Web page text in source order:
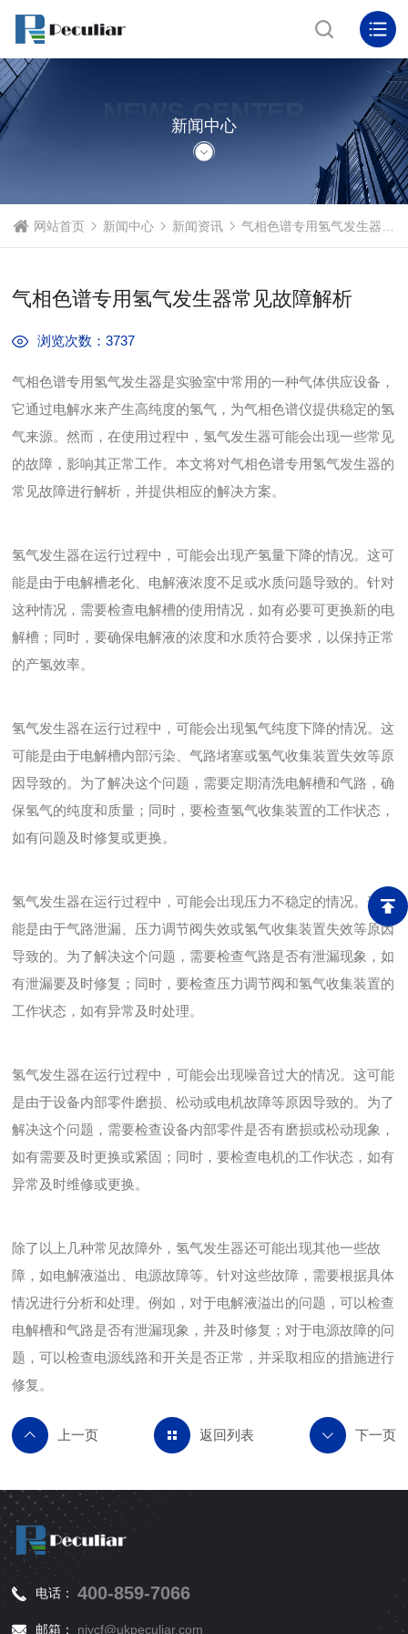
NEWS CENTER
新闻中心
网站首页 新闻中心 新闻资讯 气相色谱专用氢气发生器常见故障解析
气相色谱专用氢气发生器常见故障解析
浏览次数：3737
气相色谱专用氢气发生器是实验室中常用的一种气体供应设备，
它通过电解水来产生高纯度的氢气，为气相色谱仪提供稳定的氢
气来源。然而，在使用过程中，氢气发生器可能会出现一些常见
的故障，影响其正常工作。本文将对气相色谱专用氢气发生器的
常见故障进行解析，并提供相应的解决方案。
氢气发生器在运行过程中，可能会出现产氢量下降的情况。这可
能是由于电解槽老化、电解液浓度不足或水质问题导致的。针对
这种情况，需要检查电解槽的使用情况，如有必要可更换新的电
解槽；同时，要确保电解液的浓度和水质符合要求，以保持正常
的产氢效率。
氢气发生器在运行过程中，可能会出现氢气纯度下降的情况。这
可能是由于电解槽内部污染、气路堵塞或氢气收集装置失效等原
因导致的。为了解决这个问题，需要定期清洗电解槽和气路，确
保氢气的纯度和质量；同时，要检查氢气收集装置的工作状态，
如有问题及时修复或更换。
氢气发生器在运行过程中，可能会出现压力不稳定的情况。这可
能是由于气路泄漏、压力调节阀失效或氢气收集装置失效等原因
导致的。为了解决这个问题，需要检查气路是否有泄漏现象，如
有泄漏要及时修复；同时，要检查压力调节阀和氢气收集装置的
工作状态，如有异常及时处理。
氢气发生器在运行过程中，可能会出现噪音过大的情况。这可能
是由于设备内部零件磨损、松动或电机故障等原因导致的。为了
解决这个问题，需要检查设备内部零件是否有磨损或松动现象，
如有需要及时更换或紧固；同时，要检查电机的工作状态，如有
异常及时维修或更换。
除了以上几种常见故障外，氢气发生器还可能出现其他一些故
障，如电解液溢出、电源故障等。针对这些故障，需要根据具体
情况进行分析和处理。例如，对于电解液溢出的问题，可以检查
电解槽和气路是否有泄漏现象，并及时修复；对于电源故障的问
题，可以检查电源线路和开关是否正常，并采取相应的措施进行
修复。
返回列表
电话： 400-859-7066
邮箱： njycf@ukpeculiar.com